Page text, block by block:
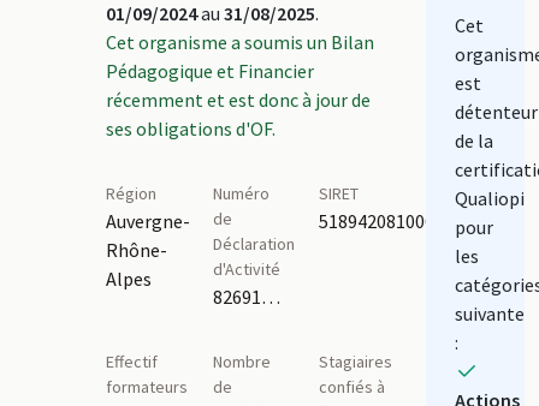
01/09/2024au 31/08/2025.
Cet organisme a soumis un Bilan
Pédagogique et Financier
récemment et est donc à jour de
ses obligations d'OF.
Région
Auvergne-
Rhône-
Alpes
Numéro
de
Déclaration
d'Activité
82691173569
SIRET
51894208100085
Effectif
formateurs
Nombre
de
Stagiaires
confiés à
Cet
est
détenteur
de la
Qualiopi
pour
les
suivante
:
Actions